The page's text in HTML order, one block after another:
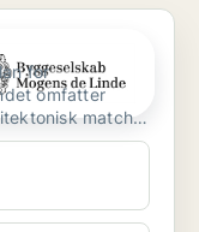
for
omfatter
matcher